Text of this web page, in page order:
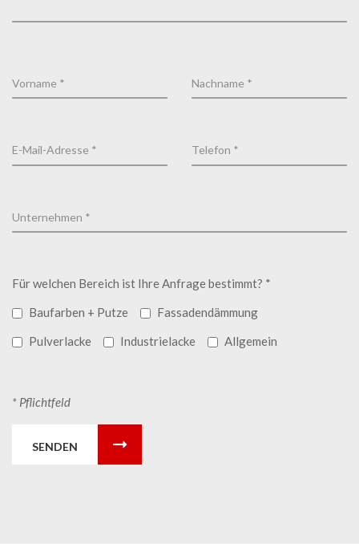
Für welchen Bereich ist Ihre Anfrage bestimmt? *
Baufarben + Putze
Fassadendämmung
Pulverlacke
Industrielacke Allgemein
* Pflichtfeld
SENDEN